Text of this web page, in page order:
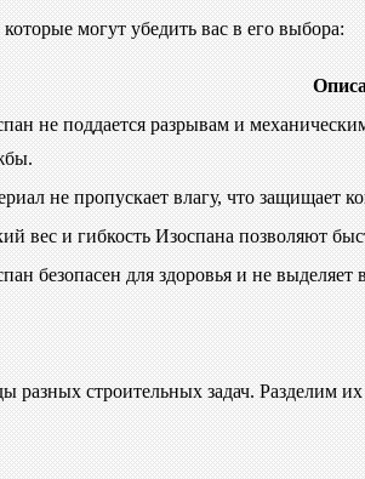
могут убедить вас в его выбора:
не поддается разрывам и
не пропускает влагу, что защищает
вес и гибкость Изоспана позволяют
безопасен для здоровья и не выделяет
разных строительных задач. Разделим